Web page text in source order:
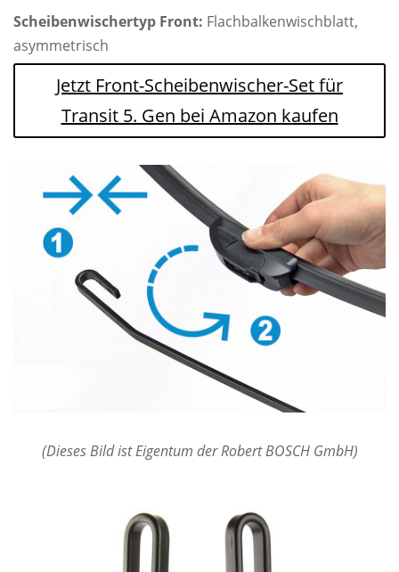
Scheibenwischertyp Front: Flachbalkenwischblatt,
asymmetrisch
Jetzt Front-Scheibenwischer-Set für
Transit 5. Gen bei Amazon kaufen
(Dieses Bild ist Eigentum der Robert BOSCH GmbH)